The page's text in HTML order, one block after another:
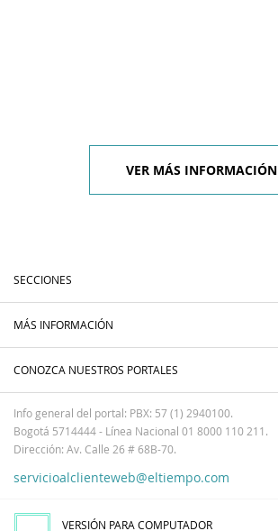
VER MÁS INFORMACIÓN
SECCIONES
MÁS INFORMACIÓN
CONOZCA NUESTROS PORTALES
Info general del portal: PBX: 57 (1) 2940100.
Bogotá 5714444 - Línea Nacional 01 8000 110 211.
Dirección: Av. Calle 26 # 68B-70.
servicioalclienteweb@eltiempo.com
VERSIÓN PARA COMPUTADOR